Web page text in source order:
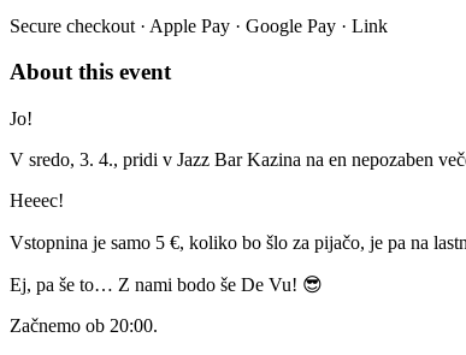
Secure checkout · Apple Pay · Google Pay · Link
About this event
Jo!
V sredo, 3. 4., pridi v Jazz Bar Kazina na en nepozaben
Heeec!
Vstopnina je samo 5 €, koliko bo šlo za pijačo, je pa na
Ej, pa še to… Z nami bodo še De Vu! 😎
Začnemo ob 20:00.